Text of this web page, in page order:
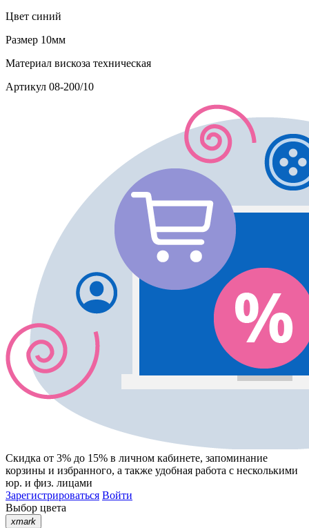
Цвет синий
Размер 10мм
Материал вискоза техническая
Артикул 08-200/10
Скидка от 3% до 15% в личном кабинете, запоминание
корзины и избранного, а также удобная работа с несколькими
юр. и физ. лицами
Зарегистрироваться Войти
Выбор цвета
xmark